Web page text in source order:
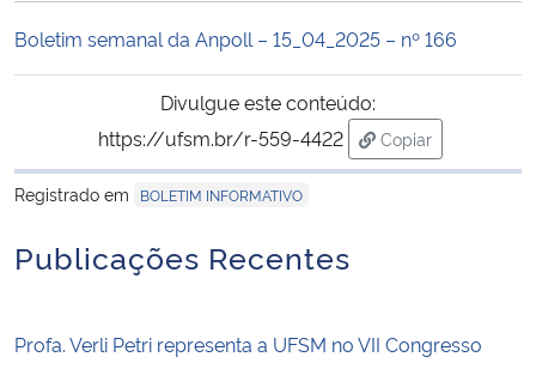
Ministério de Minas e Energia
Ministério da Ciência, Tecnologia, Inovações e Comunicações
Ministério do Meio Ambiente
Boletim semanal da Anpoll – 15_04_2025 – nº 166
Divulgue este conteúdo:
https://ufsm.br/r-559-4422
Copiar
para área de
Registrado em
BOLETIM INFORMATIVO
Publicações Recentes
Profa. Verli Petri representa a UFSM no VII Congresso